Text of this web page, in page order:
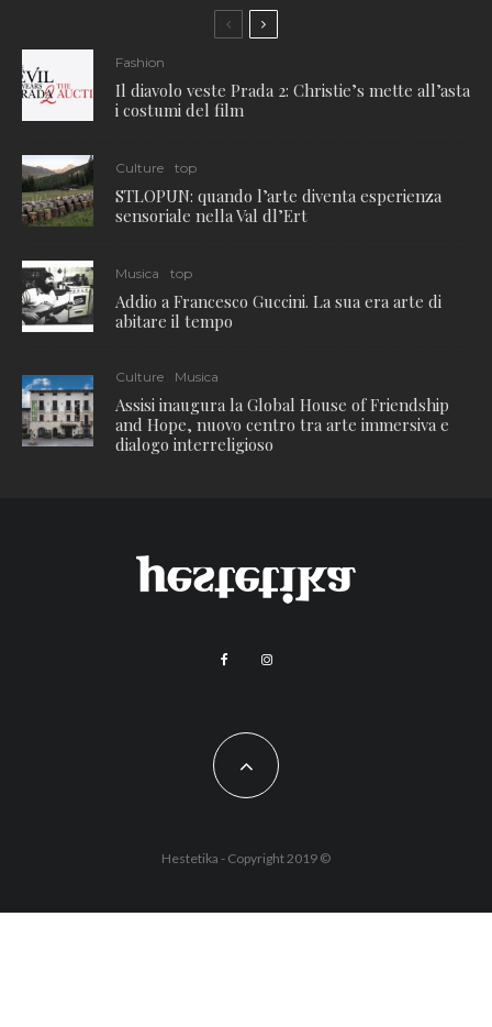
Fashion
Il diavolo veste Prada 2: Christie’s mette all’asta
i costumi del film
Culture top
STLOPUN: quando l’arte diventa esperienza
sensoriale nella Val dl’Ert
Musica top
Addio a Francesco Guccini. La sua era arte di
abitare il tempo
Culture Musica
Assisi inaugura la Global House of Friendship
and Hope, nuovo centro tra arte immersiva e
dialogo interreligioso
Hestetika - Copyright 2019 ©